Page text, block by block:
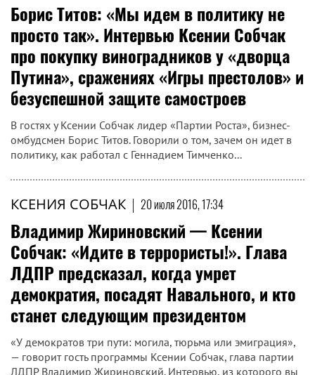
Борис Титов: «Мы идем в политику не
просто так». Интервью Ксении Собчак
про покупку виноградников у «дворца
Путина», сражениях «Игры престолов» и
безуспешной защите самостроев
В гостях у Ксении Собчак лидер «Партии Роста», бизнес-
омбудсмен Борис Титов. Говорили о том, зачем он идет в
политику, как работал с Геннадием Тимченко...
КСЕНИЯ СОБЧАК | 20 июля 2016, 17:34
Владимир Жириновcкий — Ксении
Собчак: «Идите в террористы!». Глава
ЛДПР предсказал, когда умрет
демократия, посадят Навального, и кто
станет следующим президентом
«У демократов три пути: могила, тюрьма или эмиграция»,
— говорит гость программы Ксении Собчак, глава партии
ЛДПР Владимир Жириновский. Интервью, из которого вы